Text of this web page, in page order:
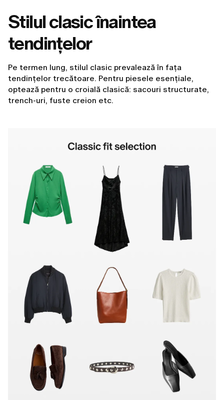
Stilul clasic înaintea
tendințelor
Pe termen lung, stilul clasic prevalează în fața
tendințelor trecătoare. Pentru piesele esențiale,
optează pentru o croială clasică: sacouri structurate,
trench-uri, fuste creion etc.